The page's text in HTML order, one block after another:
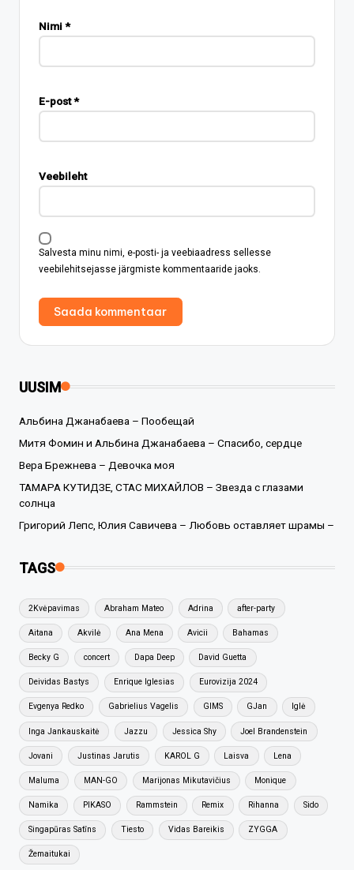
Nimi*
E-post*
Veebileht
Salvesta minu nimi, e-posti- ja veebiaadress sellesse
veebilehitsejasse järgmiste kommentaaride jaoks.
UUSIM
Альбина Джанабаева – Пообещай
Митя Фомин и Альбина Джанабаева – Спасибо, сердце
Вера Брежнева – Девочка моя
ТАМАРА КУТИДЗЕ, СТАС МИХАЙЛОВ – Звезда с глазами
солнца
Григорий Лепс, Юлия Савичева – Любовь оставляет шрамы –
TAGS
2Kvėpavimas Abraham Mateo Adrina after-party
Aitana Akvilė Ana Mena Avicii Bahamas
Becky G concert Dapa Deep David Guetta
Deividas Bastys Enrique Iglesias Eurovizija 2024
Evgenya Redko Gabrielius Vagelis GIMS GJan Iglė
Inga Jankauskaitė Jazzu Jessica Shy Joel Brandenstein
Jovani Justinas Jarutis KAROL G Laisva Lena
Maluma MAN-GO Marijonas Mikutavičius Monique
Namika PIKASO Rammstein Remix Rihanna Sido
Singapūras Satīns Tiesto Vidas Bareikis ZYGGA
Žemaitukai